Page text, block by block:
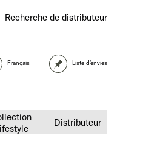
Recherche de distributeur
Français Liste d'envies
Distributeur